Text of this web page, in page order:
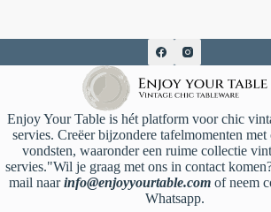
Enjoy Your Table is hét platform voor chic
servies. Creëer bijzondere tafelmomenten met
vondsten, waaronder een ruime collectie
servies."Wil je graag met ons in contact
mail naarinfo@enjoyyourtable.comof neem
Whatsapp.